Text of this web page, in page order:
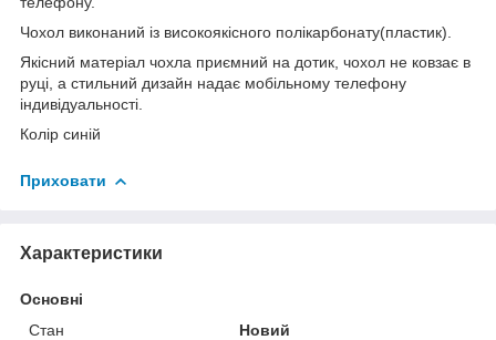
Чохол виконаний із високоякісного полікарбонату(пластик).
Якісний матеріал чохла приємний на дотик, чохол не ковзає в
руці, а стильний дизайн надає мобільному телефону
індивідуальності.
Колір синій
Приховати
Характеристики
Основні
Стан
Новий